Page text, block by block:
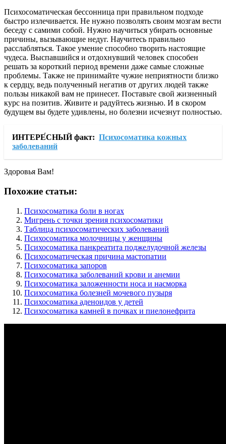
Психосоматическая бессонница при правильном подходе
быстро излечивается. Не нужно позволять своим мозгам вести
беседу с самими собой. Нужно научиться убирать основные
причины, вызывающие недуг. Научитесь правильно
расслабляться. Такое умение способно творить настоящие
чудеса. Выспавшийся и отдохнувший человек способен
решать за короткий период времени даже самые сложные
проблемы. Также не принимайте чужие неприятности близко
к сердцу, ведь полученный негатив от других людей также
пользы никакой вам не принесет. Поставьте свой жизненный
курс на позитив. Живите и радуйтесь жизнью. И в скором
будущем вы будете удивлены, но болезни исчезнут полностью.
ИНТЕРЕ́СНЫЙ факт: Психосоматика кожных
заболеваний
Здоровья Вам!
Похожие статьи:
Психосоматика боли в ногах
Мигрень с точки зрения психосоматики
Таблица психосоматических заболеваний
Психосоматика молочницы у женщины
Психосоматика панкреатита поджелудочной железы
Психосоматическая причина мастопатии
Психосоматика запоров
Психосоматика заболеваний крови и анемии
Психосоматика заложенности носа и насморка
Психосоматика болезней мочевого пузыря
Психосоматика аденоидов у детей
Психосоматика камней в почках и пиелонефрита